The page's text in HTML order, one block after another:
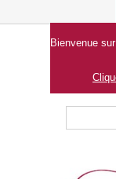
Bienvenue